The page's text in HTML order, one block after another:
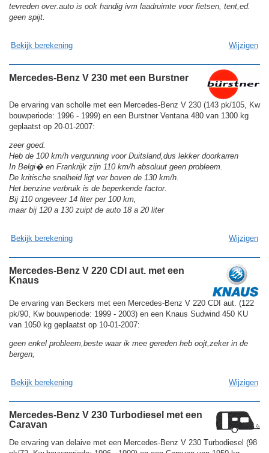
tevreden over.auto is ook handig ivm laadruimte voor fietsen, tent,ed.
geen spijt.
Bekijk berekening Wijzigen
Mercedes-Benz V 230 met een Burstner
De ervaring van scholle met een Mercedes-Benz V 230 (143 pk/105, Kw
bouwperiode: 1996 - 1999) en een Burstner Ventana 480 van 1300 kg
geplaatst op 20-01-2007:
zeer goed.
Heb de 100 km/h vergunning voor Duitsland,dus lekker doorkarren
In Belgi� en Frankrijk zijn 110 km/h absoluut geen probleem.
De kritische snelheid ligt ver boven de 130 km/h.
Het benzine verbruik is de beperkende factor.
Bij 110 ongeveer 14 liter per 100 km,
maar bij 120 a 130 zuipt de auto 18 a 20 liter
Bekijk berekening Wijzigen
Mercedes-Benz V 220 CDI aut. met een
Knaus
De ervaring van Beckers met een Mercedes-Benz V 220 CDI aut. (122
pk/90, Kw bouwperiode: 1999 - 2003) en een Knaus Sudwind 450 KU
van 1050 kg geplaatst op 10-01-2007:
geen enkel probleem,beste waar ik mee gereden heb oojt,zeker in de
bergen,
Bekijk berekening Wijzigen
Mercedes-Benz V 230 Turbodiesel met een
Caravan
De ervaring van delaive met een Mercedes-Benz V 230 Turbodiesel (98